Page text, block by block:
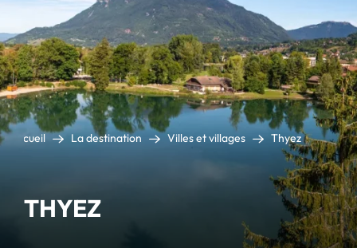
Accueil La destination Villes et villages Thyez
THYEZ